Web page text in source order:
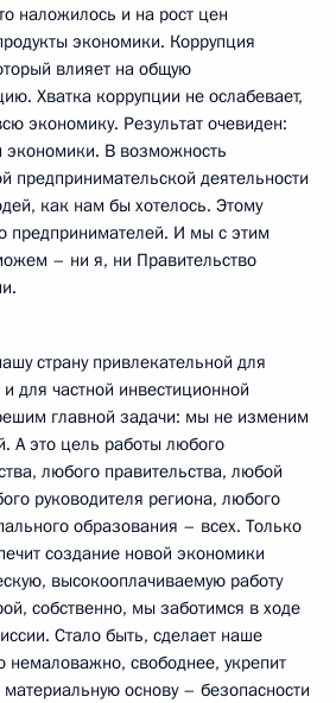
наложилось и на рост цен
экономики. Коррупция
влияет на общую
Хватка коррупции не ослабевает,
экономику. Результат очевиден:
экономики. В возможность
предпринимательской деятельности
как нам бы хотелось. Этому
предпринимателей. И мы с этим
– ни я, ни Правительство
страну привлекательной для
для частной инвестиционной
главной задачи: мы не изменим
А это цель работы любого
любого правительства, любой
руководителя региона, любого
образования – всех. Только
создание новой экономики
высокооплачиваемую работу
собственно, мы заботимся в ходе
Стало быть, сделает наше
немаловажно, свободнее, укрепит
основу – безопасности